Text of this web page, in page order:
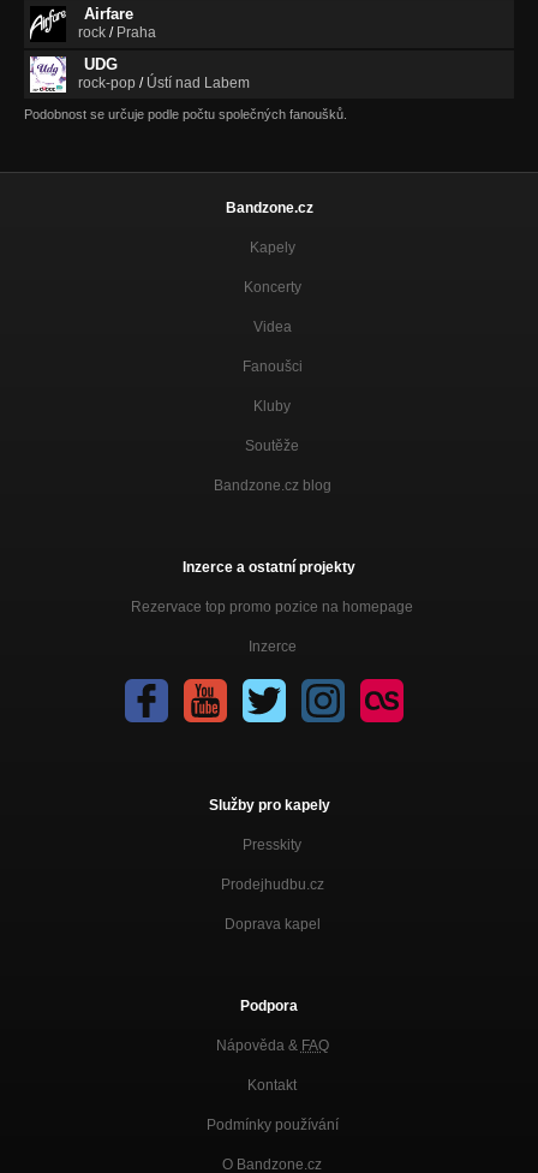
Airfare
rock / Praha
UDG
rock-pop / Ústí nad Labem
Podobnost se určuje podle počtu společných fanoušků.
Bandzone.cz
Kapely
Koncerty
Videa
Fanoušci
Kluby
Soutěže
Bandzone.cz blog
Inzerce a ostatní projekty
Rezervace top promo pozice na homepage
Inzerce
Služby pro kapely
Presskity
Prodejhudbu.cz
Doprava kapel
Podpora
Nápověda & FAQ
Kontakt
Podmínky používání
O Bandzone.cz